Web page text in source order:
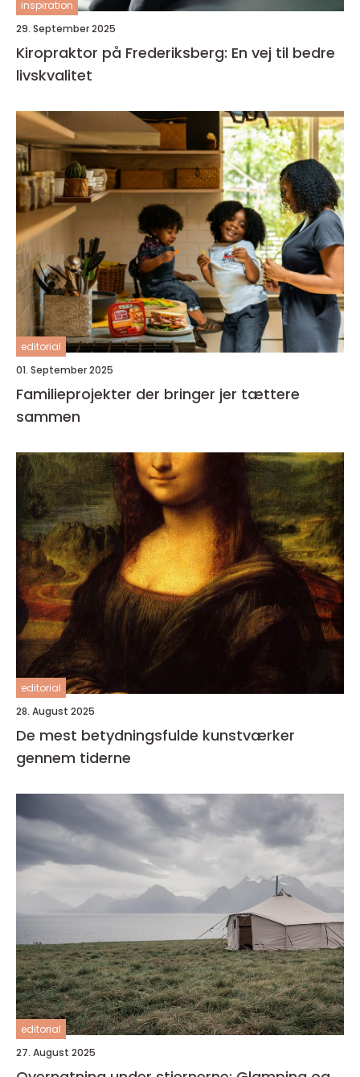
inspiration
29. September 2025
Kiropraktor på Frederiksberg: En vej til bedre
livskvalitet
editorial
01. September 2025
Familieprojekter der bringer jer tættere
sammen
editorial
28. August 2025
De mest betydningsfulde kunstværker
gennem tiderne
editorial
27. August 2025